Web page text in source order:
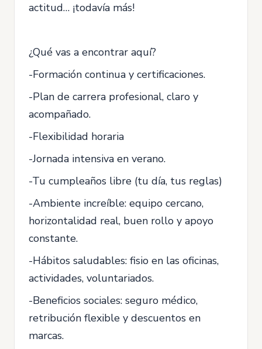
actitud… ¡todavía más!
¿Qué vas a encontrar aquí?
-Formación continua y certificaciones.
-Plan de carrera profesional, claro y
acompañado.
-Flexibilidad horaria
-Jornada intensiva en verano.
-Tu cumpleaños libre (tu día, tus reglas)
-Ambiente increíble: equipo cercano,
horizontalidad real, buen rollo y apoyo
constante.
-Hábitos saludables: fisio en las oficinas,
actividades, voluntariados.
-Beneficios sociales: seguro médico,
retribución flexible y descuentos en
marcas.